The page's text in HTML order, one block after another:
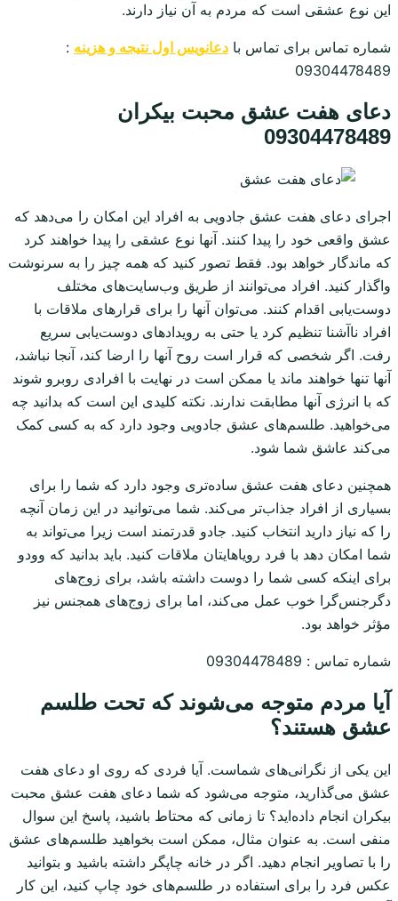
این نوع عشقی است که مردم به آن نیاز دارند.
شماره تماس برای تماس با دعانویس اول نتیجه و هزینه :
09304478489
دعای هفت عشق محبت بیکران
09304478489
اجرای دعای هفت عشق جادویی به افراد این امکان را می‌دهد که
عشق واقعی خود را پیدا کنند. آنها نوع عشقی را پیدا خواهند کرد
که ماندگار خواهد بود. فقط تصور کنید که همه چیز را به سرنوشت
واگذار کنید. افراد می‌توانند از طریق وب‌سایت‌های مختلف
دوست‌یابی اقدام کنند. می‌توان آنها را برای قرارهای ملاقات با
افراد ناآشنا تنظیم کرد یا حتی به رویدادهای دوست‌یابی سریع
رفت. اگر شخصی که قرار است روح آنها را ارضا کند، آنجا نباشد،
آنها تنها خواهند ماند یا ممکن است در نهایت با افرادی روبرو شوند
که با انرژی آنها مطابقت ندارند. نکته کلیدی این است که بدانید چه
می‌خواهید. طلسم‌های عشق جادویی وجود دارد که به کسی کمک
می‌کند عاشق شما شود.
همچنین دعای هفت عشق ساده‌تری وجود دارد که شما را برای
بسیاری از افراد جذاب‌تر می‌کند. شما می‌توانید در این زمان آنچه
را که نیاز دارید انتخاب کنید. جادو قدرتمند است زیرا می‌تواند به
شما امکان دهد با فرد رویاهایتان ملاقات کنید. باید بدانید که وودو
برای اینکه کسی شما را دوست داشته باشد، برای زوج‌های
دگرجنس‌گرا خوب عمل می‌کند، اما برای زوج‌های همجنس نیز
مؤثر خواهد بود.
شماره تماس : 09304478489
آیا مردم متوجه می‌شوند که تحت طلسم
عشق هستند؟
این یکی از نگرانی‌های شماست. آیا فردی که روی او دعای هفت
عشق می‌گذارید، متوجه می‌شود که شما دعای هفت عشق محبت
بیکران انجام داده‌اید؟ تا زمانی که محتاط باشید، پاسخ این سوال
منفی است. به عنوان مثال، ممکن است بخواهید طلسم‌های عشق
را با تصاویر انجام دهید. اگر در خانه چاپگر داشته باشید و بتوانید
عکس فرد را برای استفاده در طلسم‌های خود چاپ کنید، این کار